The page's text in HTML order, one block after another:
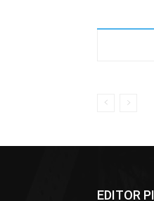
EDITOR